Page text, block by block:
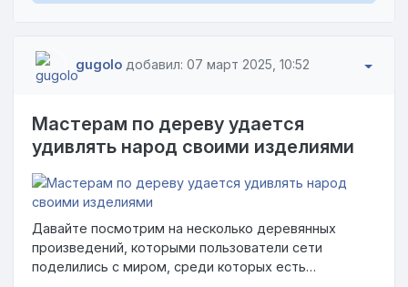
gugolo добавил: 07 март 2025, 10:52
Мастерам по дереву удается
удивлять народ своими изделиями
Давайте посмотрим на несколько деревянных
произведений, которыми пользователи сети
поделились с миром, среди которых есть